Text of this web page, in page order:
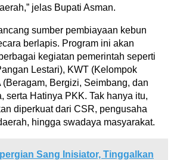
jelas Bupati Asman.
sumber pembiayaan kebun
berlapis. Program ini akan
kegiatan pemerintah seperti
Lestari), KWT (Kelompok
(Beragam, Bergizi, Seimbang, dan
serta Hatinya PKK. Tak hanya itu,
diperkuat dari CSR, pengusaha
hingga swadaya masyarakat.
Sang Inisiator, Tinggalkan